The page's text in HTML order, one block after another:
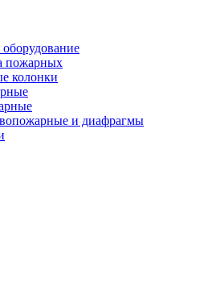
пожарных
колонки
и диафрагмы